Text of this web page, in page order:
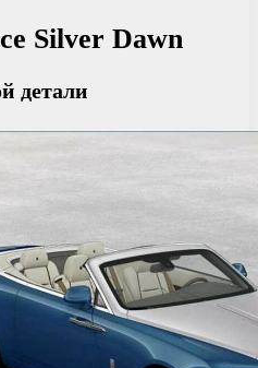
Silver Dawn
детали